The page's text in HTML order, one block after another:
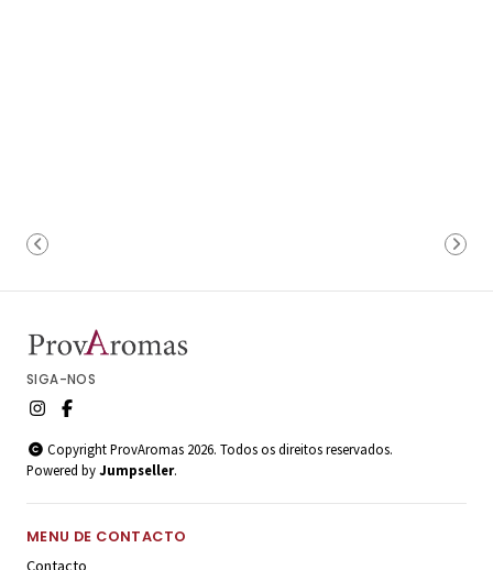
SIGA-NOS
Copyright ProvAromas 2026. Todos os direitos reservados.
Powered byJumpseller.
MENU DE CONTACTO
Contacto